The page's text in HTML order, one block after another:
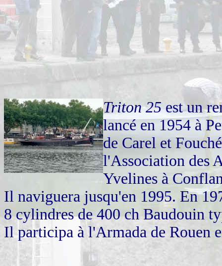
Triton 25est un
lancé en 1954 à
de Carel et
l'Association des
Yvelines à
Il naviguera jusqu'en 1995. En
8 cylindres de 400 ch Baudouin
Il participa à l'Armada de Rouen